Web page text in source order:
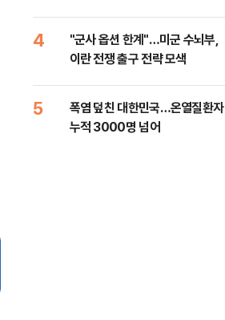
4
"군사 옵션 한계"…미군 수뇌부,
이란 전쟁 출구 전략 모색
5
폭염 덮친 대한민국…온열질환자
누적 3000명 넘어